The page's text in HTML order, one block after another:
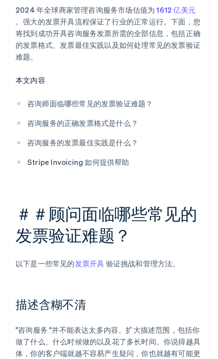
办理登机手续
尽可能自动化
保持一切井井有条
必要时要断言
2024 年全球商家管理咨询服务市场估值为1612 亿美元
。强大的发票开具流程保证了行业的正常运行。下面，您
将找到成功开具咨询服务发票所需的全部信息，包括正确
的发票格式、发票最佳实践以及如何处理常见的发票验证
难题。
本文内容
咨询师面临哪些常见的发票验证难题？
咨询服务的正确发票格式是什么？
咨询服务的发票最佳实践是什么？
Stripe Invoicing 如何提供帮助
＃＃顾问面临哪些常见的
发票验证难题？
以下是一些常见的发票开具 验证挑战和管理方法。
描述含糊不清
"咨询服务 "并不能表达太多内容。扩大描述范围，包括你
做了什么、什么时候做的以及花了多长时间。你说得越具
体，你的客户端就越不容易产生疑问，你也就越有可能更